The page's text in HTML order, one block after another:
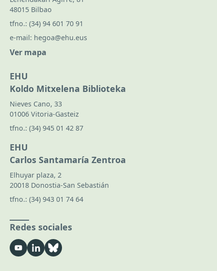
48015 Bilbao
tfno.: (34) 94 601 70 91
e-mail: hegoa@ehu.eus
Ver mapa
EHU
Koldo Mitxelena Biblioteka
Nieves Cano, 33
01006 Vitoria-Gasteiz
tfno.: (34) 945 01 42 87
EHU
Carlos Santamaría Zentroa
Elhuyar plaza, 2
20018 Donostia-San Sebastián
tfno.: (34) 943 01 74 64
Redes sociales